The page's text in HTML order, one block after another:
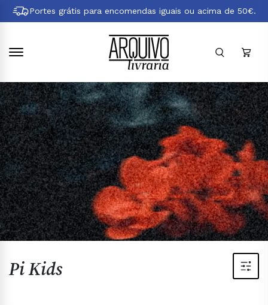
Pular
para
principal
Portes grátis para encomendas iguais ou acima de 50€.
Pi Kids